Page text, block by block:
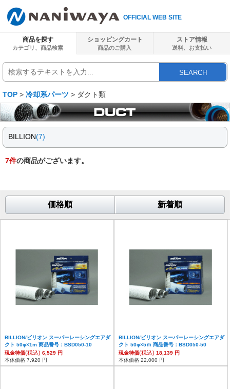
OFFICIAL WEB SITE
商品を探す
カテゴリ、商品検索
ショッピングカート
商品のご購入
ストア情報
送料、 お支払い
SEARCH
TOP > 冷却系パーツ > ダクト類
BILLION(7)
7件の商品がございます。
価格順 新着順
BILLION/ビリオン スーパーレーシングエアダ
クト 50φ×1m 商品番号：BSD050-10
現金特価(税込) 6,529 円
本体価格 7,920 円
BILLION/ビリオン スーパーレーシングエアダ
クト 50φ×5ｍ 商品番号：BSD050-50
現金特価(税込) 18,139 円
本体価格 22,000 円